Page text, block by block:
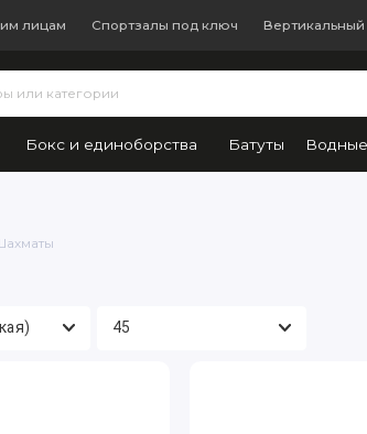
лицам Спортзалы под ключ Вертикальный
Бокс и единоборства Батуты